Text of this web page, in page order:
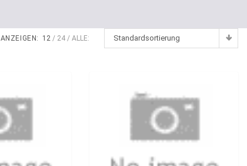
Standardsortierung
ANZEIGEN: 12 24 ALLE: